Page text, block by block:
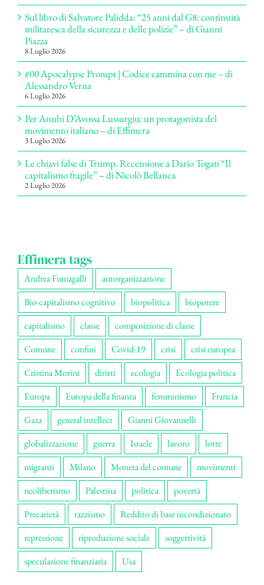
Sul libro di Salvatore Palidda: “25 anni dal G8: continuità
militaresca della sicurezza e delle polizie” – di Gianni
Piazza
8 Luglio 2026
#00 Apocalypse Prompt | Codice cammina con me – di
Alessandro Verna
6 Luglio 2026
Per Anubi D’Avossa Lussurgiu: un protagonista del
movimento italiano – di Effimera
3 Luglio 2026
Le chiavi false di Trump. Recensione a Dario Togati “Il
capitalismo fragile” – di Nicolò Bellanca
2 Luglio 2026
Effimera tags
Andrea Fumagalli
autorganizzazione
Bio-capitalismo cognitivo
biopolitica
biopotere
capitalismo
classe
composizione di classe
Comune
confini Covid-19 crisi
crisi europea
Cristina Morini
diritti ecologia
Ecologia politica
Europa
Europa della finanza femminismo
Francia
Gaza
general intellect
Gianni Giovannelli
globalizzazione
guerra Israele lavoro
lotte
migranti
Milano Moneta del comune
movimenti
neoliberismo
Palestina politica
povertà
Precarietà
razzismo
Reddito di base incondizionato
repressione
riproduzione sociale
soggettività
speculazione finanziaria
Usa